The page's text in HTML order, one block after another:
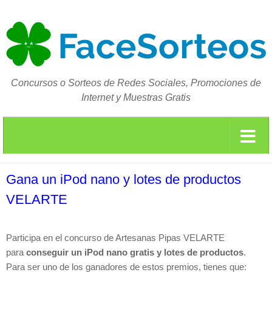
Concursos o Sorteos de Redes Sociales, Promociones de
Internet y Muestras Gratis
Gana un iPod nano y lotes de productos
VELARTE
Participa en el concurso de Artesanas Pipas VELARTE
para conseguir un iPod nano gratis y lotes de productos.
Para ser uno de los ganadores de estos premios, tienes que: